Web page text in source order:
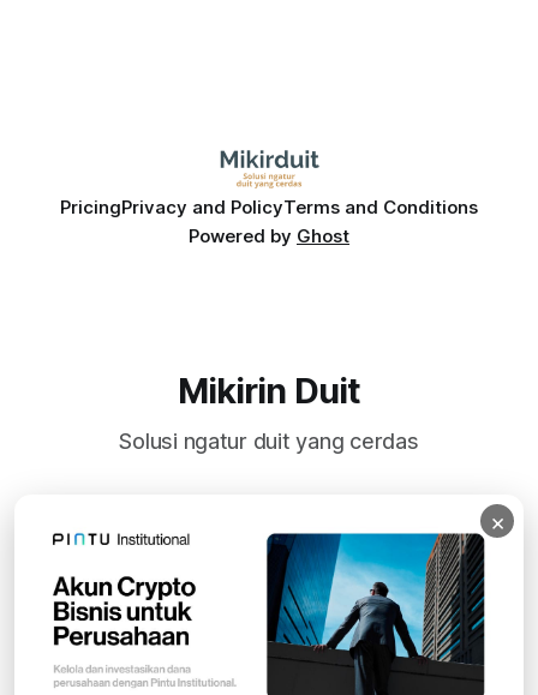
PricingPrivacy and PolicyTerms and Conditions
Powered by Ghost
Mikirin Duit
Solusi ngatur duit yang cerdas
Subscribe
×